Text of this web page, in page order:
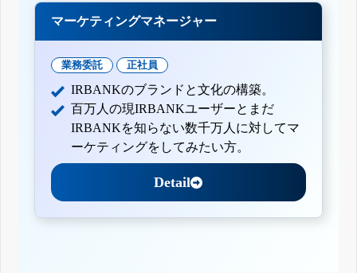
マーケティングマネージャー
業務委託 正社員
IRBANKのブランドと文化の構築。
百万人の現IRBANKユーザーとまだ
IRBANKを知らない数千万人に対してマ
ーケティングをしてみたい方。
Detail